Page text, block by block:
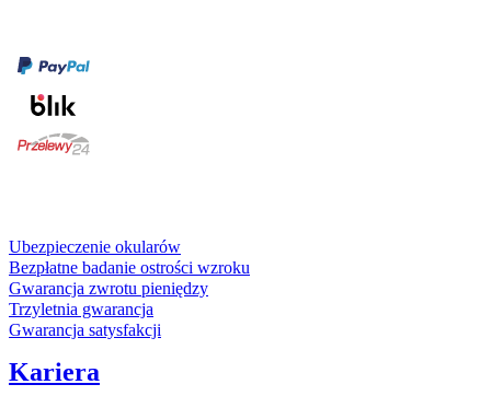
Ubezpieczenie okularów
Bezpłatne badanie ostrości wzroku
Gwarancja zwrotu pieniędzy
Trzyletnia gwarancja
Gwarancja satysfakcji
Kariera